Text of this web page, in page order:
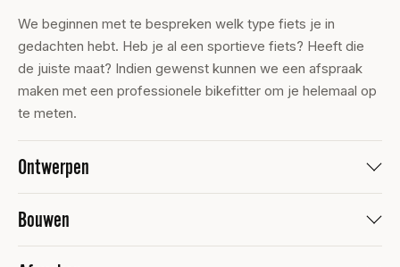
We beginnen met te bespreken welk type fiets je in
gedachten hebt. Heb je al een sportieve fiets? Heeft die
de juiste maat? Indien gewenst kunnen we een afspraak
maken met een professionele bikefitter om je helemaal op
te meten.
Ontwerpen
Bouwen